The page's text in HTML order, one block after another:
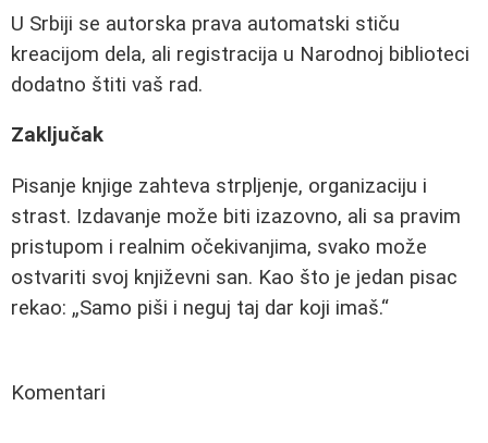
U Srbiji se autorska prava automatski stiču
kreacijom dela, ali registracija u Narodnoj biblioteci
dodatno štiti vaš rad.
Zaključak
Pisanje knjige zahteva strpljenje, organizaciju i
strast. Izdavanje može biti izazovno, ali sa pravim
pristupom i realnim očekivanjima, svako može
ostvariti svoj književni san. Kao što je jedan pisac
rekao:
Samo piši i neguj taj dar koji imaš.
Komentari